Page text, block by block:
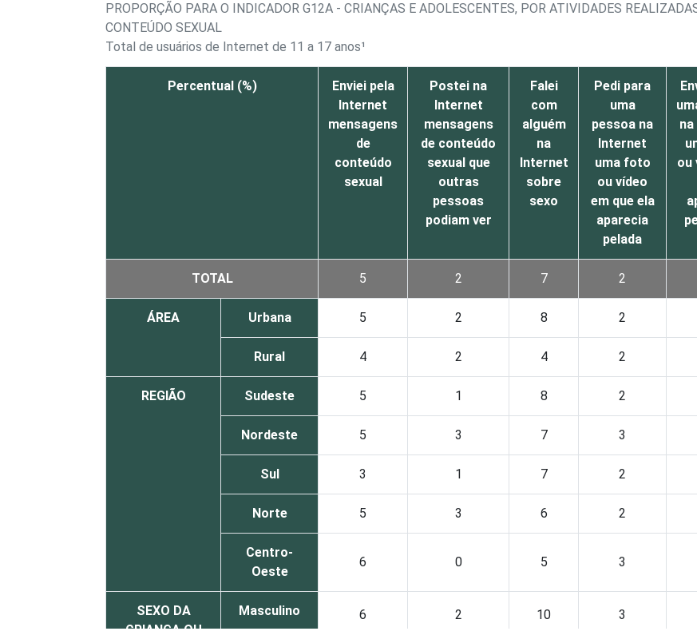
PROPORÇÃO PARA O INDICADOR G12A - CRIANÇAS E ADOLESCENTES, POR ATIVIDADES
CONTEÚDO SEXUAL
Total de usuários de Internet de 11 a 17 anos¹
Percentual (%)
Enviei pela
Internet
mensagens
de
conteúdo
sexual
Postei na
Internet
mensagens
de conteúdo
sexual que
outras
pessoas
podiam ver
Falei
com
alguém
na
Internet
sobre
sexo
Pedi para
uma
pessoa na
Internet
uma foto
ou vídeo
em que ela
aparecia
pelada
ou
TOTAL 5 2 7 2
ÁREA Urbana 5 2 8 2
Rural 4 2 4 2
REGIÃO Sudeste 5 1 8 2
Nordeste 5 3 7 3
Sul 3 1 7 2
Norte 5 3 6 2
Centro-
Oeste
6 0 5 3
SEXO DA
CRIANÇA OU
Masculino 6 2 10 3